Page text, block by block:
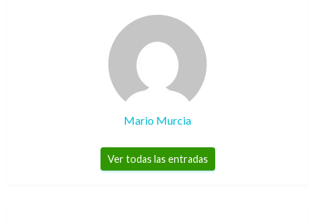
Mario Murcia
Ver todas las entradas